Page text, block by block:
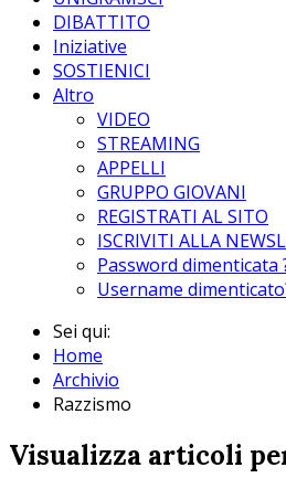
DIBATTITO
Iniziative
SOSTIENICI
Altro
VIDEO
STREAMING
APPELLI
GRUPPO GIOVANI
REGISTRATI AL SITO
ISCRIVITI ALLA
Password dimenticata
Username
Sei qui:
Home
Archivio
Razzismo
Visualizza articoli